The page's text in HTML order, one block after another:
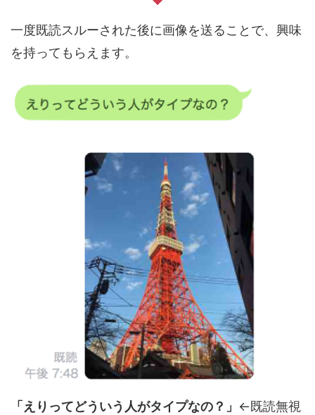
一度既読スルーされた後に画像を送ることで、興味
を持ってもらえます。
「えりってどういう人がタイプなの？」 ←既読無視